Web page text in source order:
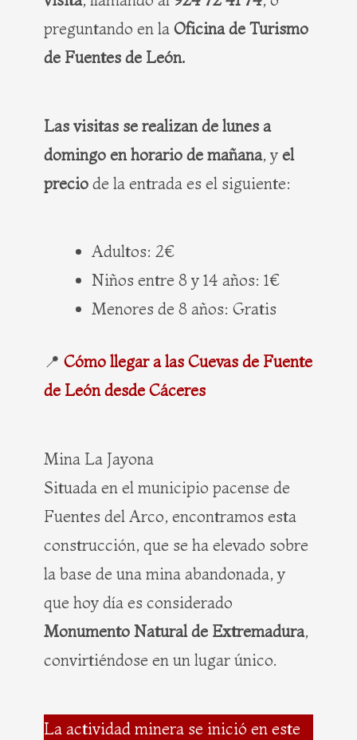
preguntando en la Oficina de Turismo
de Fuentes de León.
Las visitas se realizan de lunes a
domingo en horario de mañana, y el
precio de la entrada es el siguiente:
Adultos: 2€
Niños entre 8 y 14 años: 1€
Menores de 8 años: Gratis
📍 Cómo llegar a las Cuevas de Fuente
de León desde Cáceres
Mina La Jayona
Situada en el municipio pacense de
Fuentes del Arco, encontramos esta
construcción, que se ha elevado sobre
la base de una mina abandonada, y
que hoy día es considerado
Monumento Natural de Extremadura,
convirtiéndose en un lugar único.
La actividad minera se inició en este